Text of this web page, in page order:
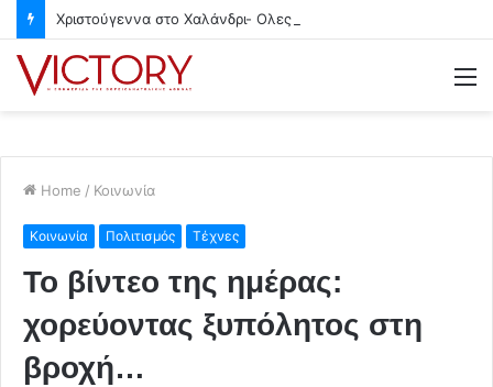
Home / Κοινωνία
Κοινωνία Πολιτισμός Τέχνες
Το βίντεο της ημέρας:
χορεύοντας ξυπόλητος στη
βροχή…